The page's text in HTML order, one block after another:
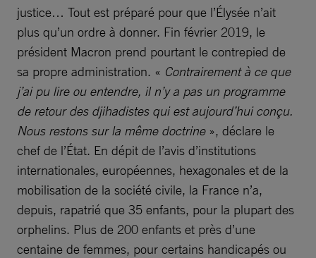
justice… Tout est préparé pour que l’Élysée n’ait
plus qu’un ordre à donner. Fin février 2019, le
président Macron prend pourtant le contrepied de
sa propre administration. « Contrairement à ce que
j’ai pu lire ou entendre, il n’y a pas un programme
de retour des djihadistes qui est aujourd’hui conçu.
Nous restons sur la même doctrine», déclare le
chef de l’État. En dépit de l’avis d’institutions
internationales, européennes, hexagonales et de la
mobilisation de la société civile, la France n’a,
depuis, rapatrié que 35 enfants, pour la plupart des
orphelins. Plus de 200 enfants et près d’une
centaine de femmes, pour certains handicapés ou